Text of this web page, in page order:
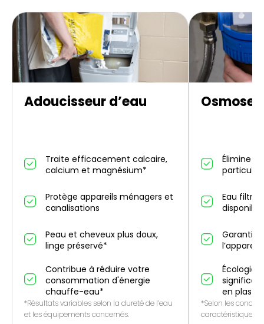
Adoucisseur d’eau
Traite efficacement calcaire,
calcium et magnésium*
Protège appareils ménagers et
canalisations
Peau et cheveux plus doux,
linge préservé*
Contribue à réduire votre
consommation d'énergie
chauffe-eau*
*Résultats variables selon la dureté de l’eau
et les équipements concernés.
Élimine
Eau
Garantie
l’appareil
en
*Selon les
caractéristiques